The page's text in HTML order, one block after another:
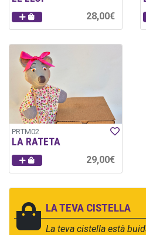
LA TEVA CISTELLA
La teva cistella està
28,00€
PRTM02
LA RATETA
29,00€